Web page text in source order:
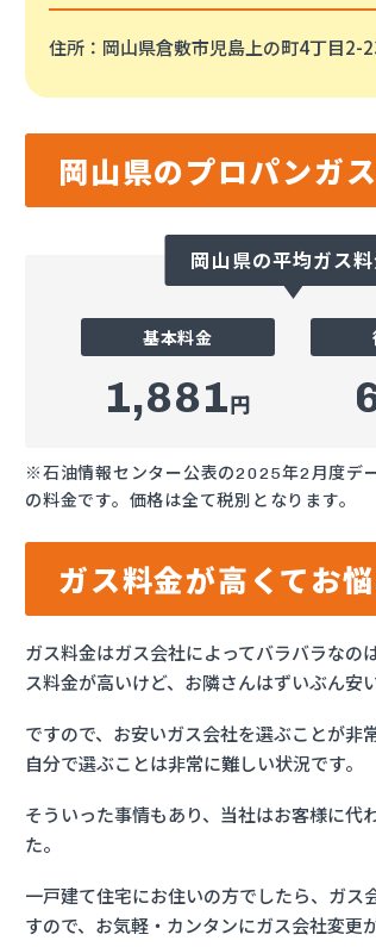
住所 ：岡山県倉敷市児島上の町4丁目2-
岡山県のプロパンガ
岡山県の平均ガス
基本料金
1,881円
※石油情報センター公表の2025年2月度デ
の料金です。価格は全て税別となります。
ガス料金が高くてお
ガス料金はガス会社によってバラバラな
ス料金が高いけど、お隣さんはずいぶん安
ですので、お安いガス会社を選ぶことが
自分で選ぶことは非常に難しい状況です。
そういった事情もあり、当社はお客様に
た。
一戸建て住宅にお住いの方でしたら、ガ
すので、お気軽・カンタンにガス会社変更